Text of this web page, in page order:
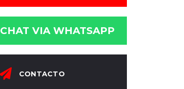
CHAT VIA WHATSAPP
CONTACTO